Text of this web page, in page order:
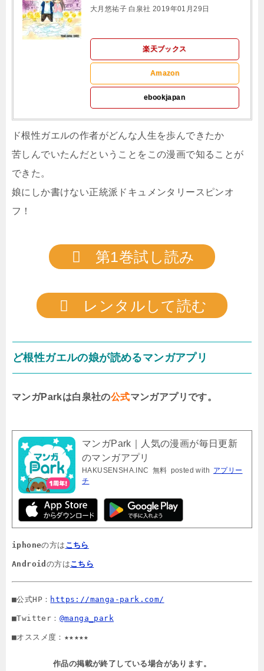
大月悠祐子 白泉社 2019年01月29日
楽天ブックス
Amazon
ebookjapan
ド根性ガエルの作者がどんな人生を歩んできたか
苦しんでいたんだということをこの漫画で知ることが
できた。
娘にしか書けない正統派ドキュメンタリースピンオ
フ！
第1巻試し読み
レンタルして読む
ど根性ガエルの娘が読めるマンガアプリ
マンガParkは白泉社の公式マンガアプリです。
マンガPark｜人気の漫画が毎日更新
のマンガアプリ
HAKUSENSHA.INC 無料 posted with アプリー
チ
iphoneの方は こちら
Android の方はこちら
■公式HP： https://manga-park.com/
■Twitter： @manga_park
■オススメ度：★★★★★
作品の掲載が終了している場合があります。